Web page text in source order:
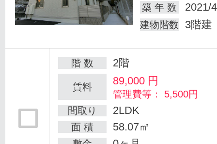
築 年 数
2021/
建物階数 3階建
階 数 2階
賃料 89,000 円
管理費等： 5,500円
間取り
2LDK
面 積 58.07㎡